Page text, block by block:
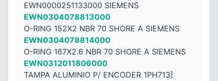
EWN0000251133000 SIEMENS
EWN0304078813000
O-RING 152X2 NBR 70 SHORE A SIEMENS
EWN0304078814000
O-RING 167X2.6 NBR 70 SHORE A SIEMENS
EWN0312011806000
TAMPA ALUMINIO P/ ENCODER 1PH713]